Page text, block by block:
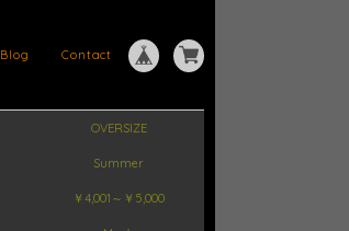
Contact
Blog
OVERSIZE
Summer
￥4,001～￥5,000